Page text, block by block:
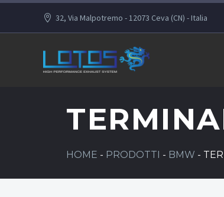
32, Via Malpotremo - 12073 Ceva (CN) - Italia
HOME - PRODOTTI - BMW -